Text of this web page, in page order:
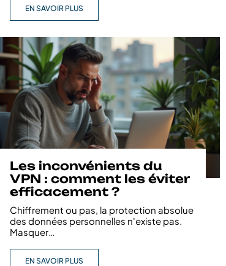
EN SAVOIR PLUS
Les inconvénients du
VPN : comment les éviter
efficacement ?
Chiffrement ou pas, la protection absolue
des données personnelles n'existe pas.
Masquer…
EN SAVOIR PLUS